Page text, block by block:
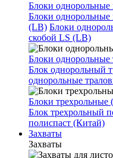
Блоки
Блоки
(LB) Блоки
скобой LS (LB)
Блоки однорольные
Блок однорольный
однорольные
Блоки трехрольные
Блок трехрольный
полиспаст (Китай)
Захваты
Захваты